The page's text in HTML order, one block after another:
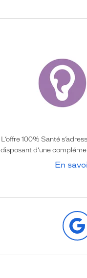
L’offre 100% Santé
disposant d’une
En
SUR